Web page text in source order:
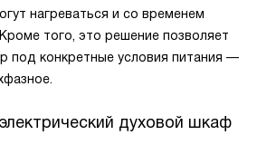
нагреваться и со временем
того, это решение позволяет
под конкретные условия питания —
духовой шкаф